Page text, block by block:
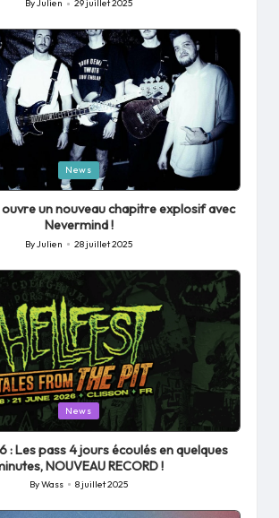
Posted
by
ByJulien 29 juillet 2025
News
un nouveau chapitre explosif avec
Nevermind !
Posted
ByJulien 28 juillet 2025
News
: Les pass 4 jours écoulés en quelques
NOUVEAU RECORD !
Posted
by
ByWass 8 juillet 2025